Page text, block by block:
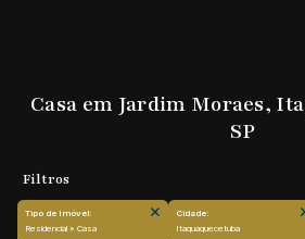
Casa em Jardim Moraes,
SP